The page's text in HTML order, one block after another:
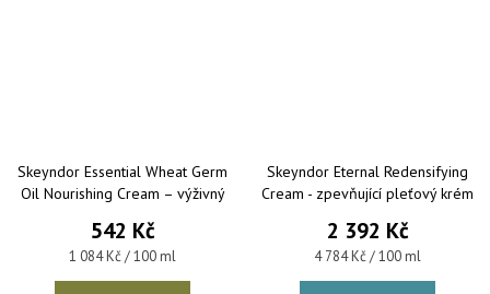
Skeyndor Essential Wheat Germ
Oil Nourishing Cream – výživný
normální až suchou pleť 50 ml
542 Kč
Měrná cena:
1 084 Kč / 100 ml
Skeyndor Eternal Redensifying
Cream - zpevňující pleťový krém
2 392 Kč
Měrná cena:
4 784 Kč / 100 ml